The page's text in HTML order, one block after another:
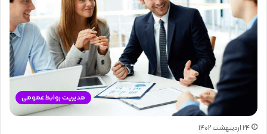
مدیریت روابط عمومی
24 اردیبهشت 1402